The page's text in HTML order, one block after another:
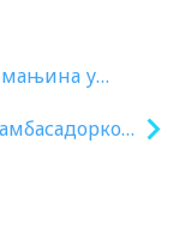
мањина у